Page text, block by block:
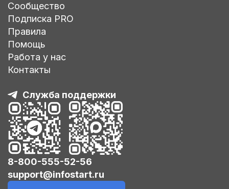
Сообщество
Подписка PRO
Правила
Помощь
Работа у нас
Контакты
Служба поддержки
8-800-555-52-56
support@infostart.ru